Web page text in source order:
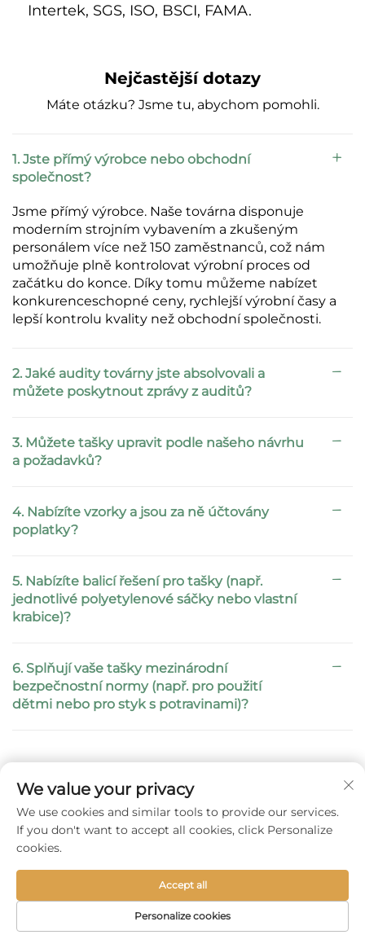
Intertek, SGS, ISO, BSCI, FAMA.
Nejčastější dotazy
Máte otázku? Jsme tu, abychom pomohli.
1. Jste přímý výrobce nebo obchodní
společnost?
Jsme přímý výrobce. Naše továrna disponuje
moderním strojním vybavením a zkušeným
personálem více než 150 zaměstnanců, což nám
umožňuje plně kontrolovat výrobní proces od
začátku do konce. Díky tomu můžeme nabízet
konkurenceschopné ceny, rychlejší výrobní časy a
lepší kontrolu kvality než obchodní společnosti.
2. Jaké audity továrny jste absolvovali a
můžete poskytnout zprávy z auditů?
3. Můžete tašky upravit podle našeho návrhu
a požadavků?
4. Nabízíte vzorky a jsou za ně účtovány
poplatky?
5. Nabízíte balicí řešení pro tašky (např.
jednotlivé polyetylenové sáčky nebo vlastní
krabice)?
6. Splňují vaše tašky mezinárodní
bezpečnostní normy (např. pro použití
dětmi nebo pro styk s potravinami)?
Můžete se také
podívat na
We value your privacy
We use cookies and similar tools to provide our services.
If you don't want to accept all cookies, click Personalize
cookies.
Personalize cookies
Accept all